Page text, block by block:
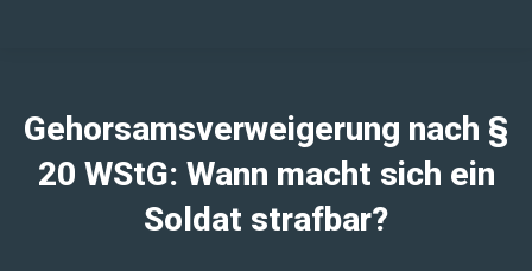
Gehorsamsverweigerung nach §
20 WStG: Wann macht sich ein
Soldat strafbar?